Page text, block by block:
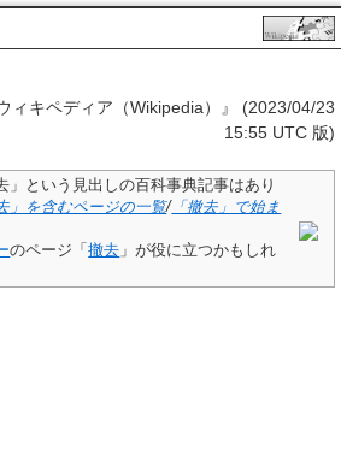
ィキペディア（Wikipedia）』 (2023/04/23
15:55 UTC 版)
」という見出しの百科事典記事はあり
」を含むページの一覧/「撤去」で始ま
のページ「撤去 」が役に立つかもしれ